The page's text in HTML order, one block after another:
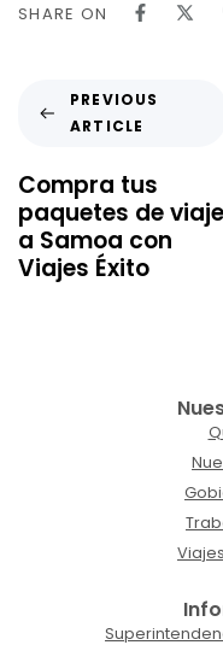
SHARE ON
PREVIOUS
ARTICLE
Compra tus
paquetes de viaje
a Samoa con
Viajes Éxito